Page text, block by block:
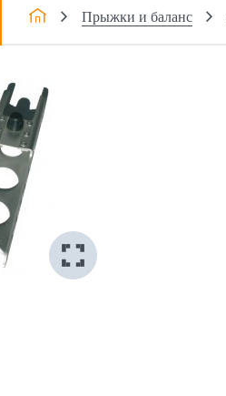
Прыжки и баланс